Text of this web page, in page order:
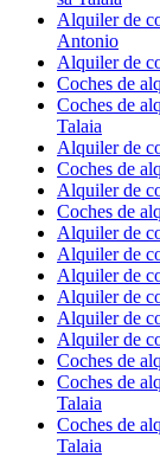
Alquiler de
Antonio
Alquiler de
Coches de
Coches de
Talaia
Alquiler de
Coches de
Alquiler de
Coches de
Alquiler de
Alquiler de
Alquiler de
Alquiler de
Alquiler de
Alquiler de
Coches de
Coches de
Talaia
Coches de
Talaia